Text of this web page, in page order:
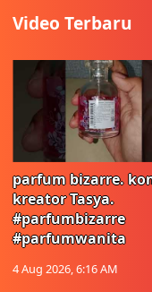
Video Terbaru
parfum bizarre.
kreator Tasya.
#parfumbizarre
#parfumwanita
4 Aug 2026, 6:16 AM